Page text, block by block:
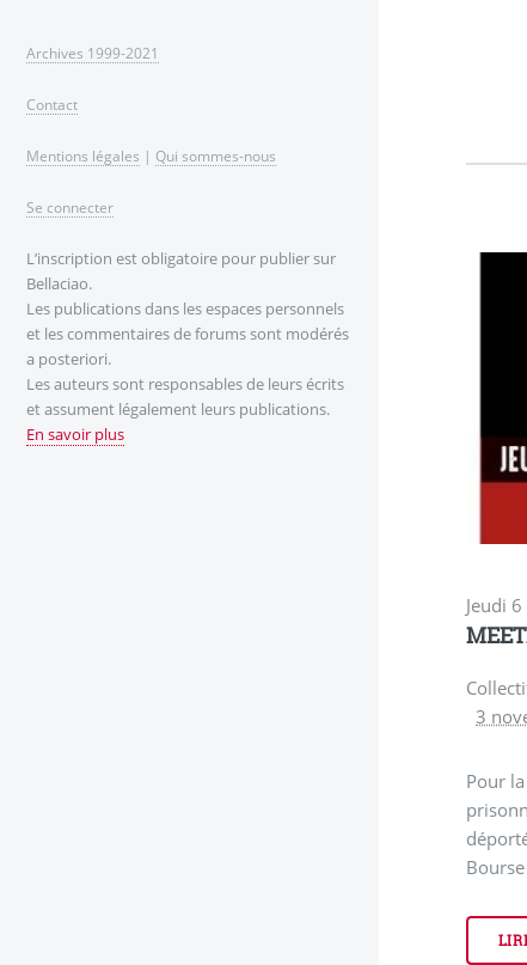
Jeudi
3
Pour
Archives 1999-2021
Contact
Mentions légales | Qui sommes-nous
Se connecter
L’inscription est obligatoire pour publier sur
Bellaciao.
Les publications dans les espaces personnels
et les commentaires de forums sont modérés
a posteriori.
Les auteurs sont responsables de leurs écrits
et assument légalement leurs publications.
En savoir plus